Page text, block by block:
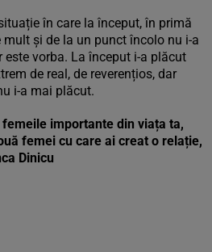
în care la început, în primă
și de la un punct încolo nu i-a
este vorba. La început i-a plăcut
de real, de reverențios, dar
i-a mai plăcut.
importante din viața ta,
femei cu care ai creat o relație,
Dinicu